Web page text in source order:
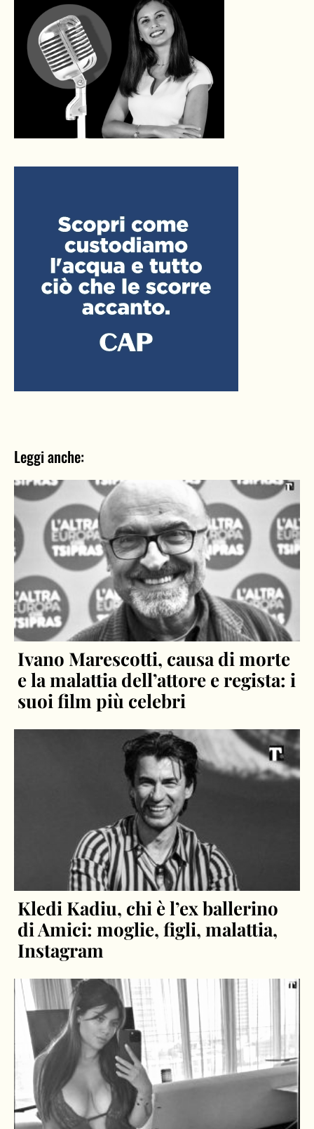
Leggi anche:
Ivano Marescotti, causa di morte
e la malattia dell’attore e regista: i
suoi film più celebri
Kledi Kadiu, chi è l’ex ballerino
di Amici: moglie, figli, malattia,
Instagram